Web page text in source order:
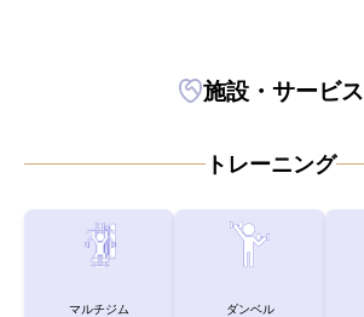
施設・サービス
トレーニング
マルチジム ダンベル